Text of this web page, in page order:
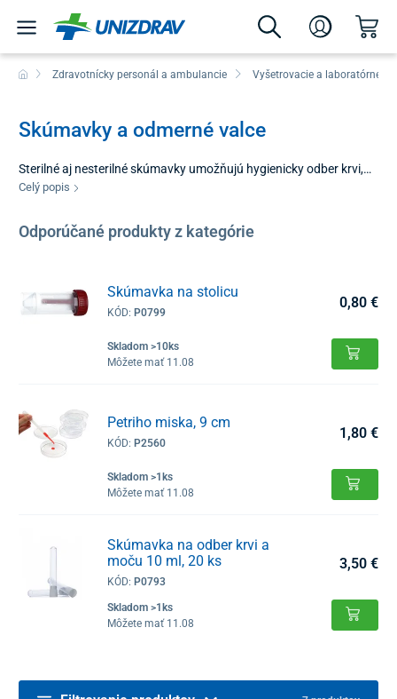
Zdravotnícky personál a ambulancie Vyšetrovacie a laboratórne
Skúmavky a odmerné valce
Sterilné aj nesterilné skúmavky umožňujú hygienicky odber krvi,
moču alebo stolice. Odmerné valce slúžia na meranie objemu
Celý popis
Odporúčané produkty z kategórie
Skúmavka na stolicu
KÓD: P0799
Skladom >10ks
Môžete mať 11.08
0,80 €
Petriho miska, 9 cm
KÓD: P2560
Skladom >1ks
Môžete mať 11.08
1,80 €
Skúmavka na odber krvi a
moču 10 ml, 20 ks
KÓD: P0793
Skladom >1ks
Môžete mať 11.08
3,50 €